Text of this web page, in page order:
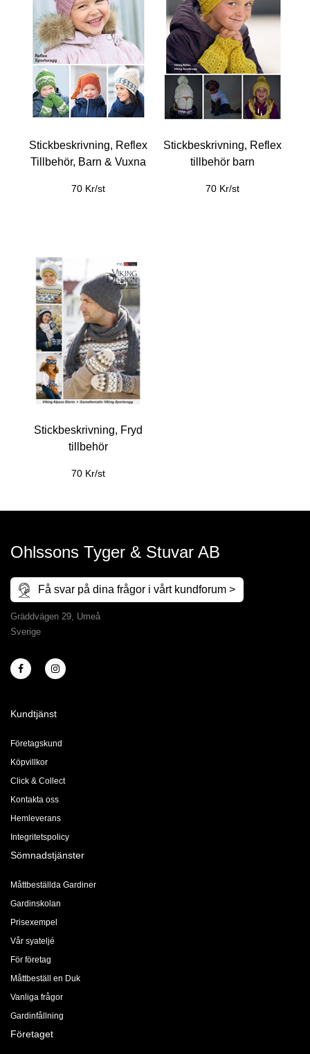
Stickbeskrivning, Reflex
Tillbehör, Barn & Vuxna
70 Kr/st
Stickbeskrivning, Reflex
tillbehör barn
70 Kr/st
Stickbeskrivning, Fryd
tillbehör
70 Kr/st
Ohlssons Tyger & Stuvar AB
Få svar på dina frågor i vårt kundforum >
Gräddvägen 29, Umeå
Sverige
Kundtjänst
Företagskund
Köpvillkor
Click & Collect
Kontakta oss
Hemleverans
Integritetspolicy
Sömnadstjänster
Måttbeställda Gardiner
Gardinskolan
Prisexempel
Vår syateljé
För företag
Måttbeställ en Duk
Vanliga frågor
Gardinfållning
Företaget